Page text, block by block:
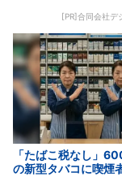
[PR]合同会社デ
「たばこ税なし」
の新型タバコに喫煙